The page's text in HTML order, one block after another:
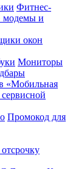
Фитнес-
модемы и
окон
Мониторы
«Мобильная
Промокод для